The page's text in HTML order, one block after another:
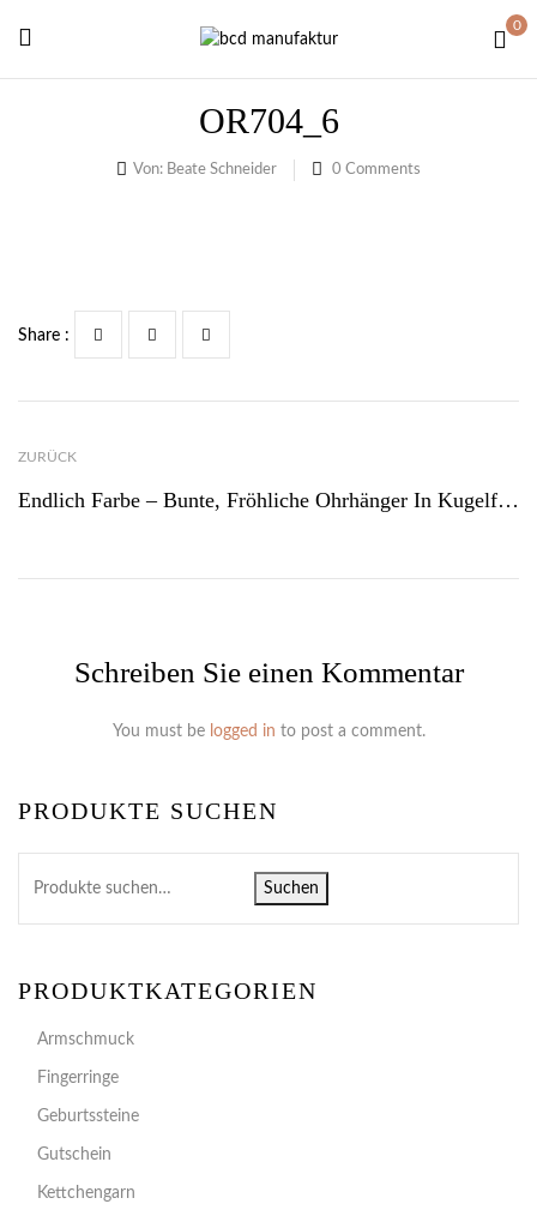
0
OR704_6
Von: Beate Schneider 0 Comments
PRODUKTE SUCHEN
Suchen
PRODUKTKATEGORIEN
Armschmuck
Fingerringe
Geburtssteine
Gutschein
Kettchengarn
Share :
ZURÜCK
Endlich Farbe – Bunte, Fröhliche Ohrhänger In Kugelform
Schreiben Sie einen Kommentar
You must be logged in to post a comment.